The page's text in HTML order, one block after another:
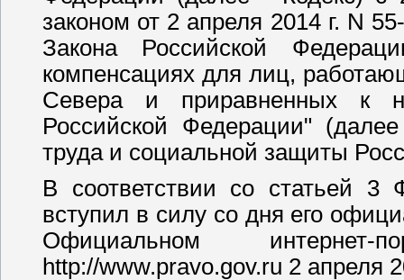
законом от 2 апреля 2014 г. N
Закона Российской
компенсациях для лиц,
Севера и приравненных к
Российской Федерации"
труда и социальной защиты
В соответствии со статьей 3
вступил в силу со дня его
Официальном
http://www.pravo.gov.ru 2 апреля